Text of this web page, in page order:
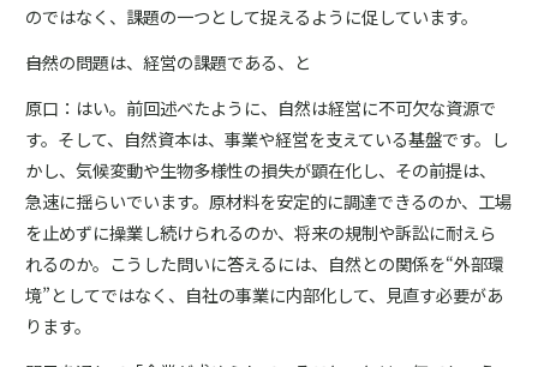
のではなく、課題の一つとして捉えるように促しています。
――自然の問題は、経営の課題である、と
原口：はい。前回述べたように、自然は経営に不可欠な資源で
す。そして、自然資本は、事業や経営を支えている基盤です。し
かし、気候変動や生物多様性の損失が顕在化し、その前提は、
急速に揺らいでいます。原材料を安定的に調達できるのか、工場
を止めずに操業し続けられるのか、将来の規制や訴訟に耐えら
れるのか。こうした問いに答えるには、自然との関係を“外部環
境”としてではなく、自社の事業に内部化して、見直す必要があ
ります。